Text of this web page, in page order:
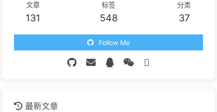
文章
131
标签
548
分类
37
Follow Me
最新文章